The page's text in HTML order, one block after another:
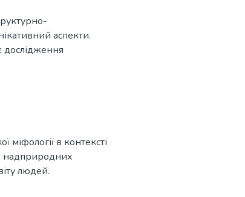
аспекти.
міфології в контексті
надприродних
людей.